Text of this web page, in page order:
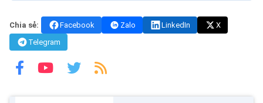
Chia sẻ: Facebook Zalo LinkedIn
X
Telegram